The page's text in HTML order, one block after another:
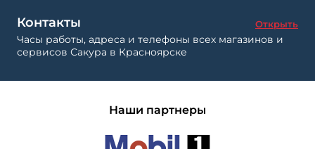
Контакты Открыть
Часы работы, адреса и телефоны всех магазинов и
сервисов Сакура в Красноярске
Наши партнеры